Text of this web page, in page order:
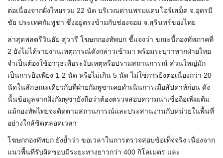
ต่อเนื่องจากฝั่งไทยรวม 22 นัด บริเวณด่านพรมแดนโอร์เสม็ด จ.อุดรมี
ชัย ประเทศกัมพูชา ซึ่งอยู่ตรงข้ามกับช่องจอม จ.สุรินทร์ของไทย
ล่าสุดพลตรีวินธัย สุวารี โฆษกกองทัพบก ชี้แจงว่า ขณะนี้กองทัพภาคที่
2 ยังไม่ได้รายงานเหตุการณ์ดังกล่าวเข้ามา พร้อมระบุว่าหากฝ่ายไทย
จำเป็นต้องใช้อาวุธเพื่อระงับเหตุหรือปรามสถานการณ์ ส่วนใหญ่มัก
เป็นการยิงเพียง 1-2 นัด หรือไม่เกิน 5 นัด ไม่ใช่การยิงต่อเนื่องกว่า 20
นัดในลักษณะเดียวกับที่ฝ่ายกัมพูชาเคยดำเนินการเมื่อสัปดาห์ก่อน ดัง
นั้นข้อมูลจากฝั่งกัมพูชายังถือว่าต้องตรวจสอบความน่าเชื่อถือเพิ่มเติม
แม้กองทัพไทยจะติดตามสถานการณ์และประสานงานกับหน่วยในพื้นที่
อย่างใกล้ชิดตลอดเวลา
โฆษกกองทัพบก ยังย้ำว่า ขอเวลาในการตรวจสอบข้อเท็จจริง เนื่องจาก
แนวพื้นที่รับผิดชอบมีระยะทางยาวกว่า 400 กิโลเมตร และ